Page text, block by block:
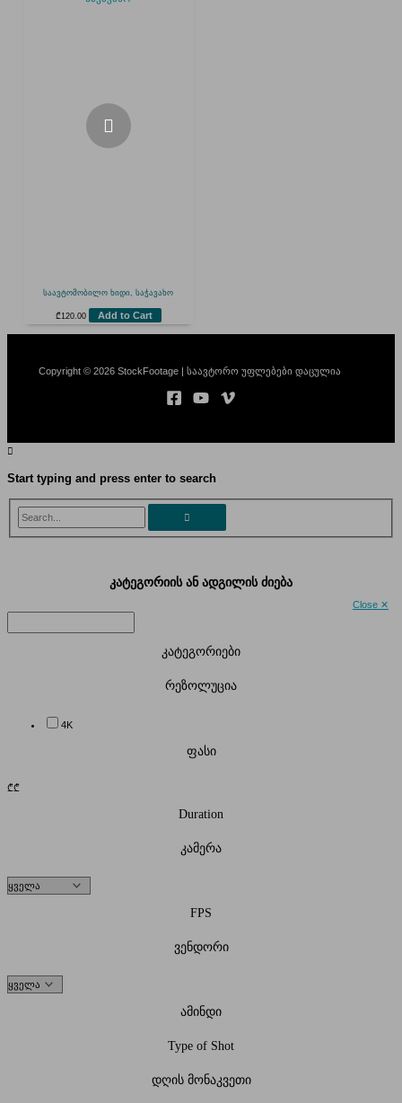
საავტომობილო ხიდი, საჭავახო
₾120.00 Add to Cart
Copyright © 2026 StockFootage | საავტორო უფლებები დაცულია
Start typing and press enter to search
Search...
Close ✕
კატეგორიის ან ადგილის ძიება
კატეგორიები
რეზოლუცია
4K
ფასი
₾₾
Duration
კამერა
FPS
ვენდორი
ამინდი
Type of Shot
დღის მონაკვეთი